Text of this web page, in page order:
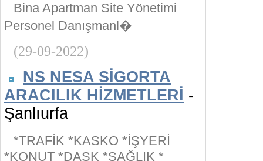
Bina Apartman Site Yönetimi
Personel Danışmanl�
(29-09-2022)
NS NESA SİGORTA
ARACILIK HİZMETLERİ -
Şanlıurfa
*TRAFİK *KASKO *İŞYERİ
*KONUT *DASK *SAĞLIK *